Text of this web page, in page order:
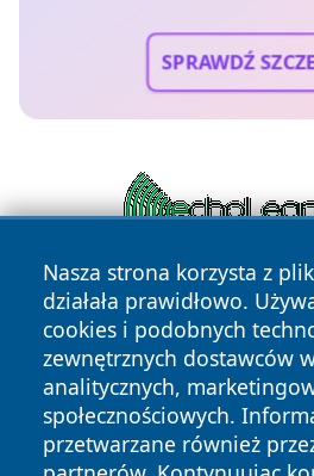
SPRAWDŹ
Nasza strona korzysta z
działała prawidłowo.
cookies i podobnych
zewnętrznych dostawców
analitycznych,
społecznościowych.
przetwarzane również
Copyright © 2026 katowicelove.pl
zastrzeżone.